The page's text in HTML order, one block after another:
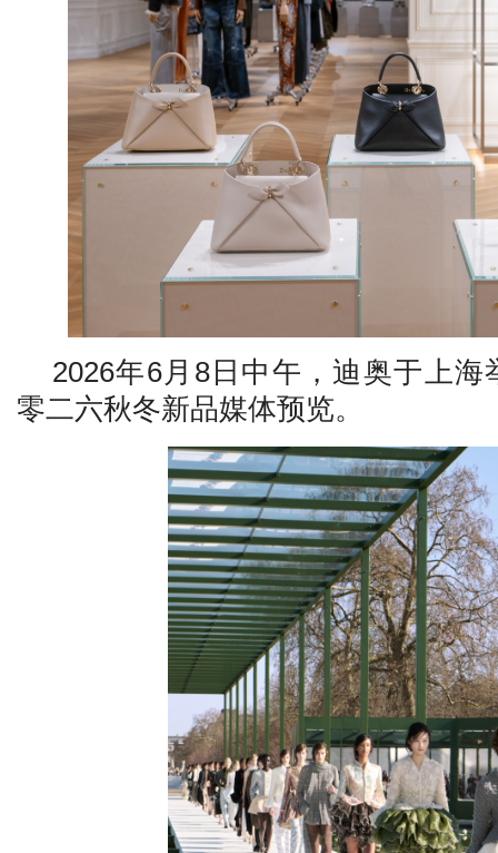
2026年6月8日中午，迪奥于上海
零二六秋冬新品媒体预览。